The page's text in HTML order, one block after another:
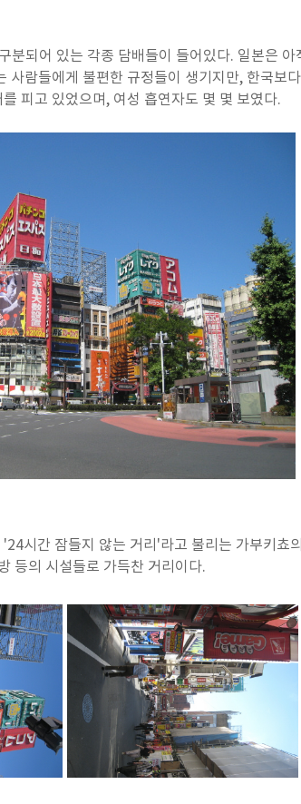
되어 있는 각종 담배들이 들어있다. 일본은 아
사람들에게 불편한 규정들이 생기지만, 한국보
피고 있었으며, 여성 흡연자도 몇 몇 보였다.
시간 잠들지 않는 거리'라고 불리는 가부키쵸
등의 시설들로 가득찬 거리이다.